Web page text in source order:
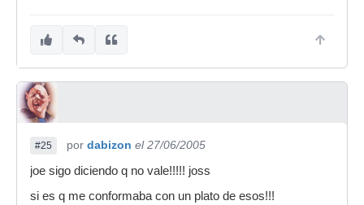
#25 por dabizon el 27/06/2005
joe sigo diciendo q no vale!!!!! joss
si es q me conformaba con un plato de esos!!!